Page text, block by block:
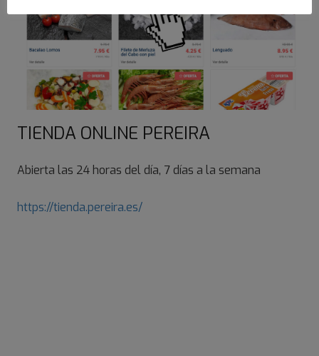
TIENDA ONLINE PEREIRA
Abierta las 24 horas del día, 7 días a la semana
https://tienda.pereira.es/